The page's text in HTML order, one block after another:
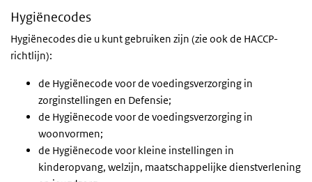
Hygiënecodes
Hygiënecodes die u kunt gebruiken zijn (zie ook de HACCP-
richtlijn):
de Hygiënecode voor de voedingsverzorging in
zorginstellingen en Defensie;
de Hygiënecode voor de voedingsverzorging in
woonvormen;
de Hygiënecode voor kleine instellingen in
kinderopvang, welzijn, maatschappelijke dienstverlening